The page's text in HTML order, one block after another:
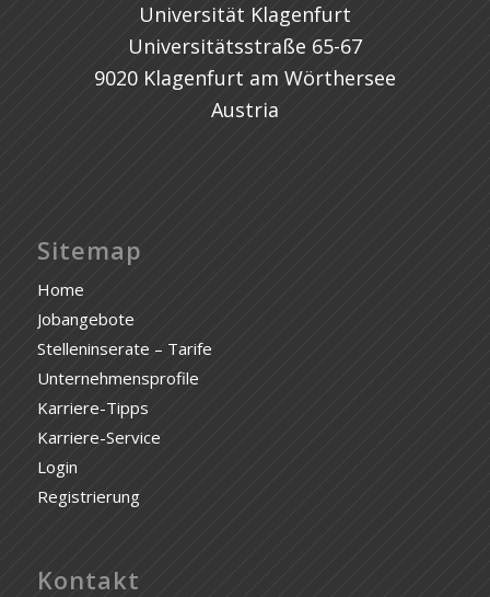
Universität Klagenfurt
Universitätsstraße 65-67
9020 Klagenfurt am Wörthersee
Austria
Sitemap
Home
Jobangebote
Stelleninserate – Tarife
Unternehmensprofile
Karriere-Tipps
Karriere-Service
Login
Registrierung
Kontakt